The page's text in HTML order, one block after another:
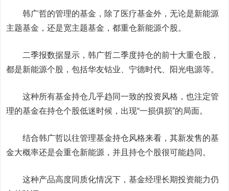
韩广哲的管理的基金，除了医疗基金外，无论是新能源
主题基金，还是宽主题基金，都重仓新能源个股。
二季报数据显示，韩广哲二季度持仓的前十大重仓股，
都是新能源个股，包括华友钴业 、宁德时代 阳光电源等。
这种所有基金持仓几乎趋同一致的投资风格，也注定管
理的基金在持仓个股低迷时候，出现“一损俱损”的局面。
结合韩广哲以往管理基金持仓风格来看，其新发售的基
金大概率还是会重仓新能源，并且持仓个股很可能趋同。
这种产品高度同质化情况下，基金经理长期投资能力仍